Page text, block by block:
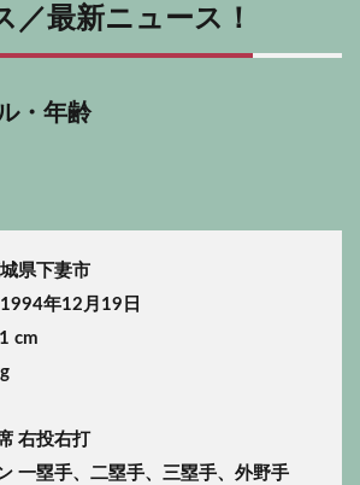
／最新ニュース！
・年齢
県下妻市
年12月19日
cm
右投右打
一塁手、二塁手、三塁手、外野手